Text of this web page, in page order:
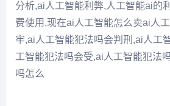
分析,ai人工智能利弊,人工智能ai的
费使用,现在ai人工智能怎么卖ai人
牢,ai人工智能犯法吗会判刑,ai人工
工智能犯法吗会受,ai人工智能犯法
吗怎么